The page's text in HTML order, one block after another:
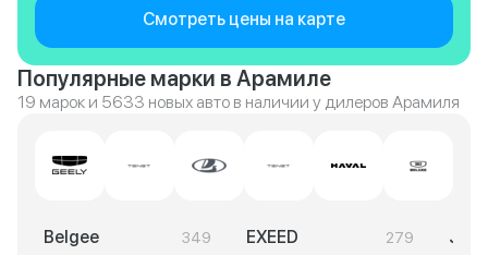
Смотреть цены на карте
Популярные марки в Арамиле
19 марок и 5633 новых авто в наличии у дилеров Арамиля
Belgee 349 EXEED 279